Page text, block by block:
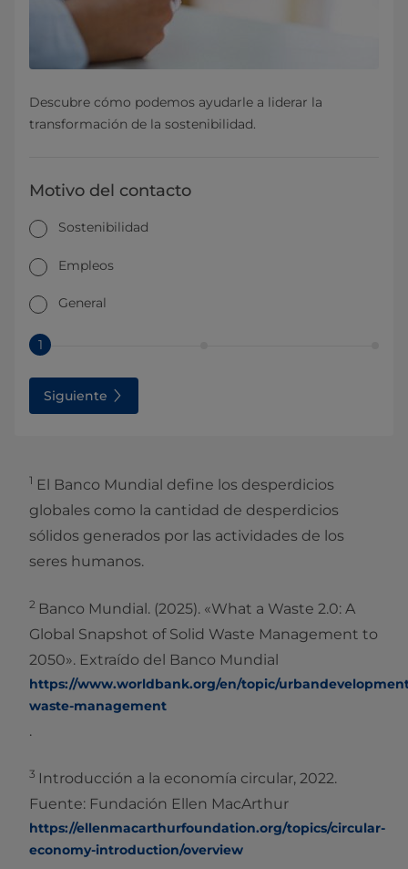
Descubre cómo podemos ayudarle a liderar la
transformación de la sostenibilidad.
Motivo del contacto
Sostenibilidad
Empleos
General
1
Siguiente
1 El Banco Mundial define los desperdicios
globales como la cantidad de desperdicios
sólidos generados por las actividades de los
seres humanos.
2 Banco Mundial. (2025). «What a Waste 2.0: A
Global Snapshot of Solid Waste Management to
2050». Extraído del Banco Mundial
https://www.worldbank.org/en/topic/
waste-management
.
3 Introducción a la economía circular, 2022.
Fuente: Fundación Ellen MacArthur
https://ellenmacarthurfoundation.org/topics/circular-
economy-introduction/overview